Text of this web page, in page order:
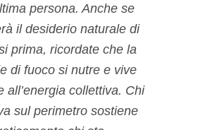
persona. Anche se
il desiderio naturale di
prima, ricordate che la
di fuoco si nutre e vive
all’energia collettiva. Chi
sul perimetro sostiene